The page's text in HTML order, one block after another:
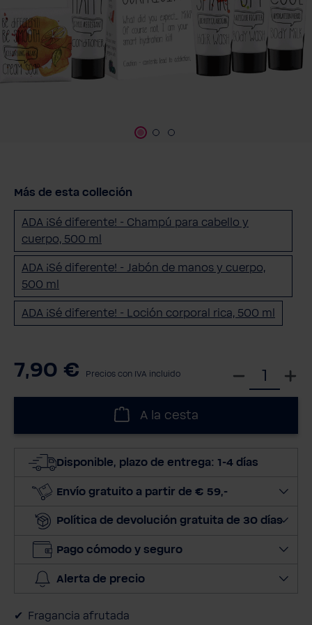
Más de esta colleción
ADA ¡Sé diferente! - Champú para cabello y
cuerpo, 500 ml
ADA ¡Sé diferente! - Jabón de manos y cuerpo,
500 ml
ADA ¡Sé diferente! - Loción corporal rica, 500 ml
7,90 € Precios con IVA incluido
c
o
a
c
A la cesta
Disponible, plazo de entrega: 1-4 días
Envío gratuito a partir de € 59,-
Política de devolución gratuita de 30 días
Pago cómodo y seguro
Alerta de precio
Fragancia afrutada